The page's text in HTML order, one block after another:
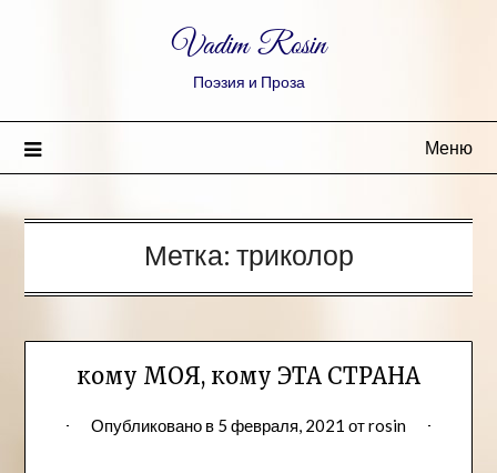
Vadim Rosin
Поэзия и Проза
Меню
Метка: триколор
кому МОЯ, кому ЭТА СТРАНА
Опубликовано в 5 февраля, 2021 отrosin